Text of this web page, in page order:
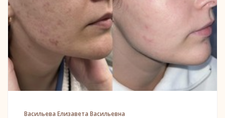
Васильева Елизавета Васильевна